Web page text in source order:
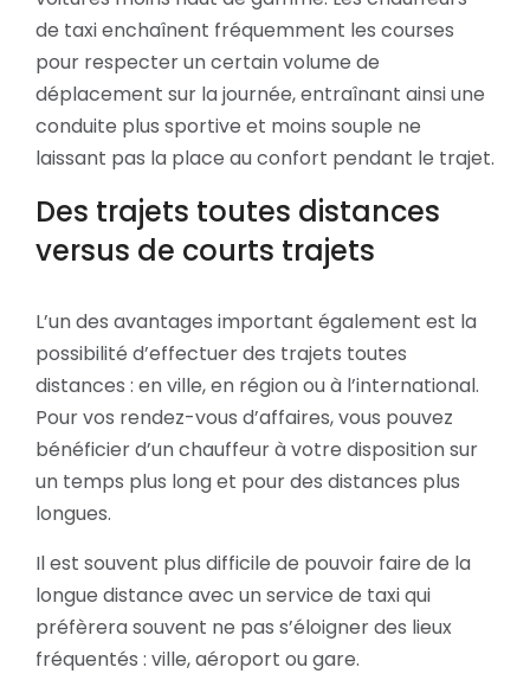
de taxi enchaînent fréquemment les courses
pour respecter un certain volume de
déplacement sur la journée, entraînant ainsi une
conduite plus sportive et moins souple ne
laissant pas la place au confort pendant le trajet.
Des trajets toutes distances
versus de courts trajets
L’un des avantages important également est la
possibilité d’effectuer des trajets toutes
distances : en ville, en région ou à l’international.
Pour vos rendez-vous d’affaires, vous pouvez
bénéficier d’un chauffeur à votre disposition sur
un temps plus long et pour des distances plus
longues.
Il est souvent plus difficile de pouvoir faire de la
longue distance avec un service de taxi qui
préfèrera souvent ne pas s’éloigner des lieux
fréquentés : ville, aéroport ou gare.